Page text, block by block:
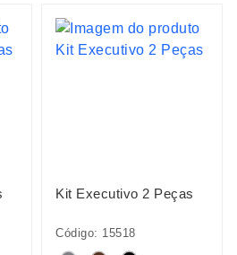
Kit Executivo 2 Peças
Código: 15518